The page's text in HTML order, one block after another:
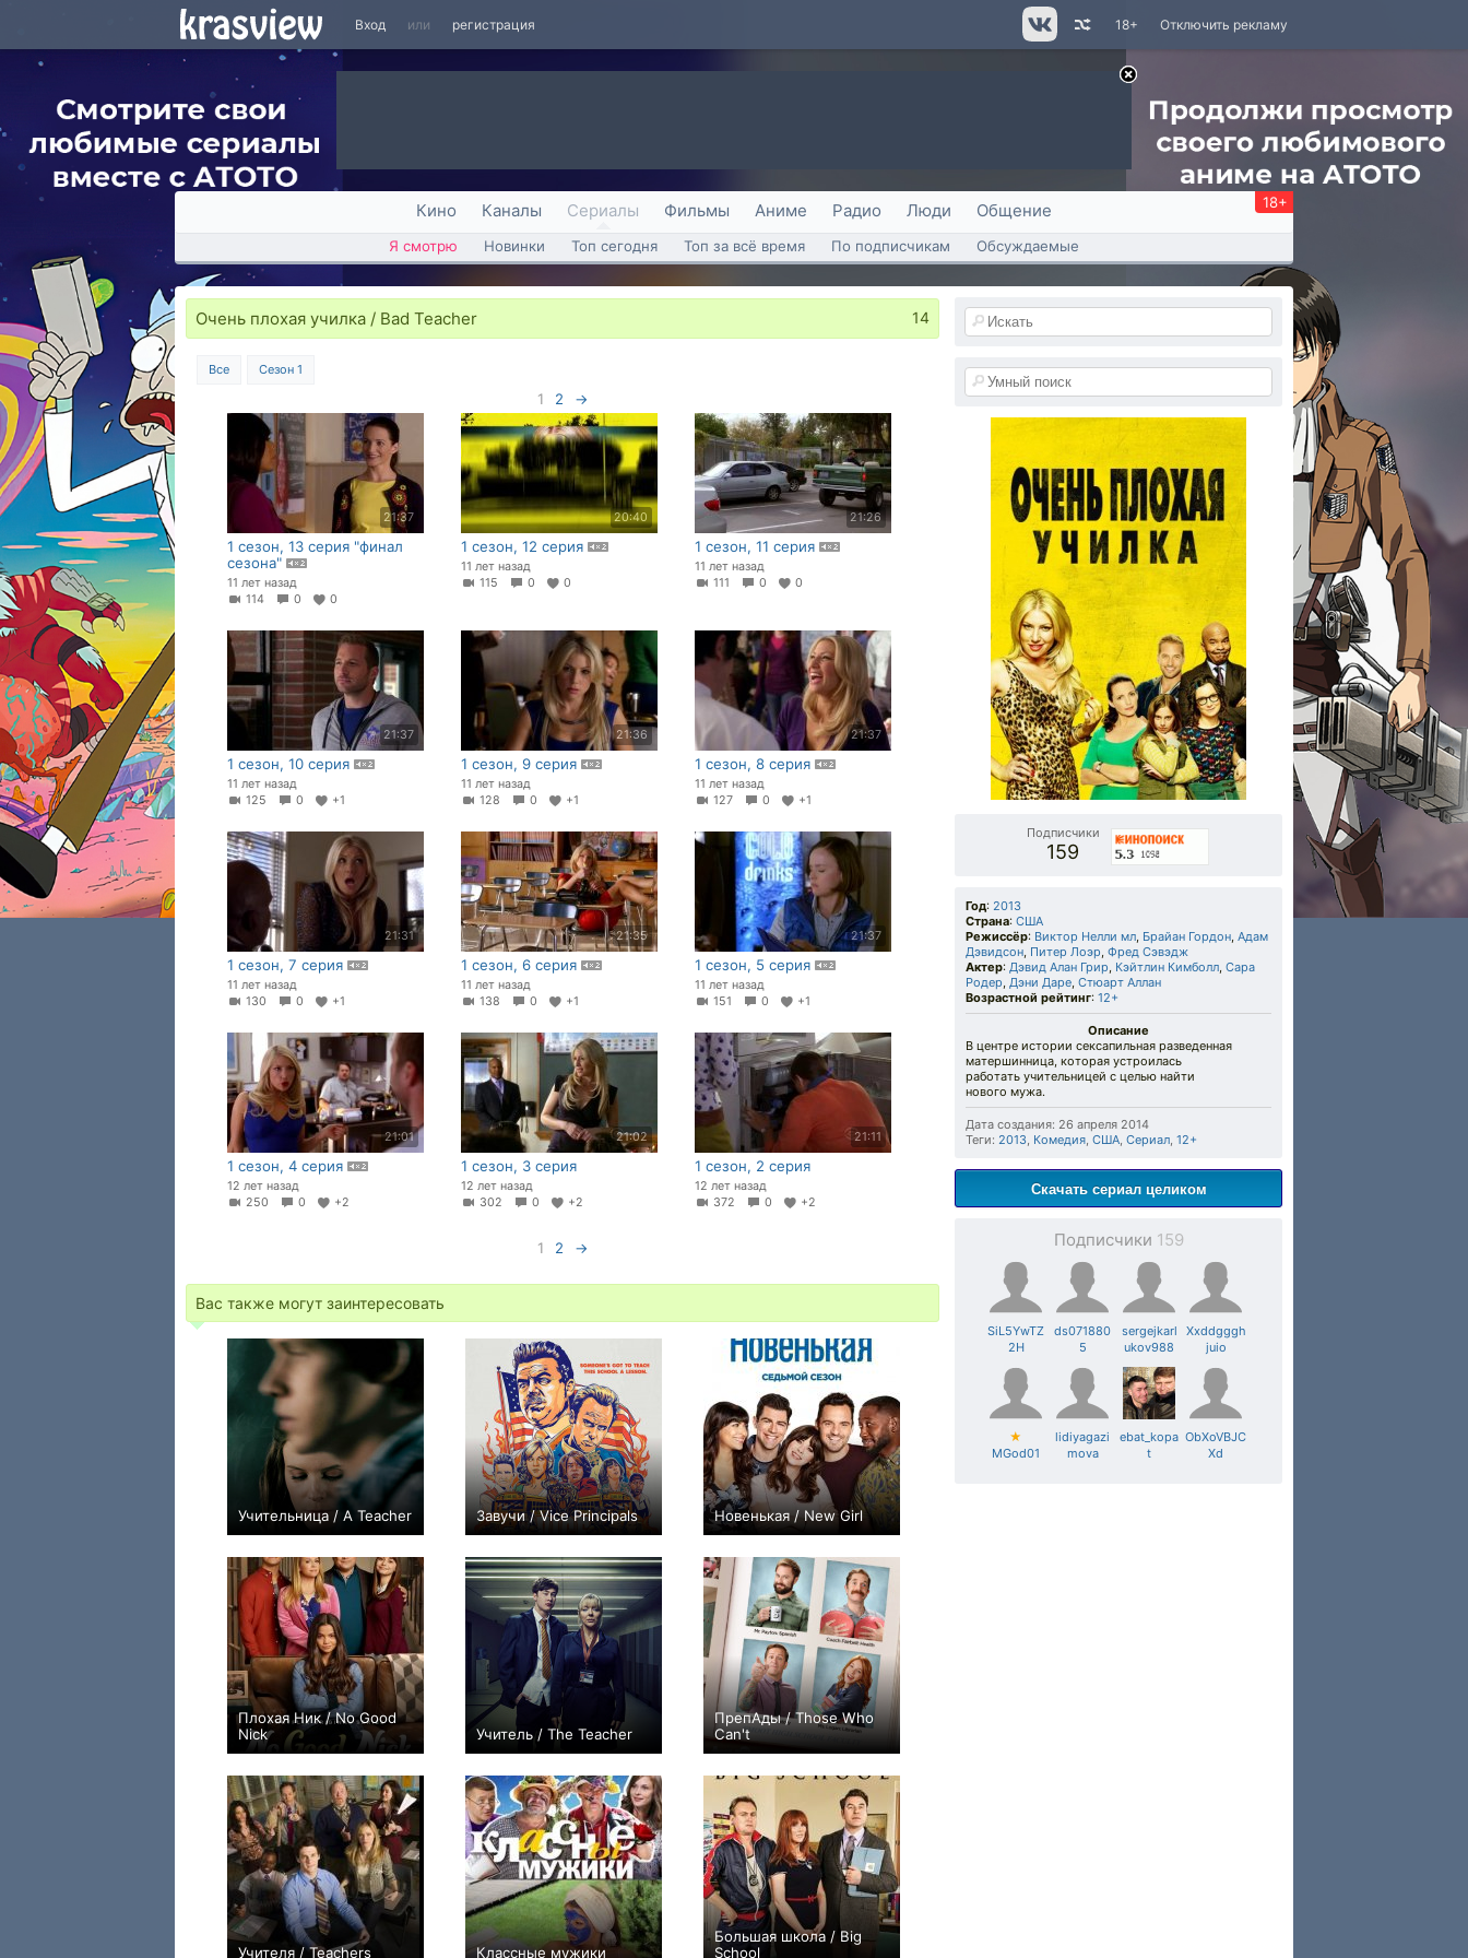
Вход или регистрация Отключить рекламу
18+
Кино Каналы Сериалы Фильмы Аниме Радио Люди Общение 18+
Я смотрю Новинки Топ сегодня Топ за всё время По подписчикам Обсуждаемые
Очень плохая училка / Bad Teacher 14
Все Сезон 1
1 2 →
21:37
1 сезон, 13 серия "финал
сезона"
11 лет назад
114
0 0
20:40
1 сезон, 12 серия
11 лет назад
115
0 0
21:26
1 сезон, 11 серия
11 лет назад
111
0 0
21:37
1 сезон, 10 серия
11 лет назад
125
0 +1
21:36
1 сезон, 9 серия
11 лет назад
128
0 +1
21:37
1 сезон, 8 серия
11 лет назад
127
0 +1
21:31
1 сезон, 7 серия
11 лет назад
130
0 +1
21:35
1 сезон, 6 серия
11 лет назад
138
0 +1
21:37
1 сезон, 5 серия
11 лет назад
151
0 +1
21:01
1 сезон, 4 серия
12 лет назад
250
0 +2
21:02
1 сезон, 3 серия
12 лет назад
302
0 +2
21:11
1 сезон, 2 серия
12 лет назад
372
0 +2
1 2 →
Вас также могут заинтересовать
Учительница / A Teacher
+78 10 472
Завучи / Vice Principals
+256 20 998
Новенькая / New Girl
+2044
146
Плохая Ник / No Good
Nick
+20 20 119
Учитель / The Teacher
+4 8 46
ПрепАды / Those Who
Can't
+6 35 104
Учителя / Teachers Классные мужики
Большая школа / Big
School
Подписчики
159
Год: 2013
Страна: США
Режиссёр: Виктор Нелли мл, Брайан Гордон, Адам
Дэвидсон, Питер Лоэр, Фред Сэвэдж
Актер: Дэвид Алан Грир, Кэйтлин Кимболл, Сара
Родер, Дэни Даре, Стюарт Аллан
Возрастной рейтинг: 12+
Описание
В центре истории сексапильная разведенная
матершинница, которая устроилась
работать учительницей с целью найти
нового мужа.
Дата создания: 26 апреля 2014
Теги: 2013, Комедия, США, Сериал, 12+
Скачать сериал целиком
Подписчики 159
SiL5YwTZ
2H
ds071880
5
sergejkarl
ukov988
Xxddgggh
juio
★
MGod01
lidiyagazi
mova
ebat_kopa
t
ObXoVBJC
Xd